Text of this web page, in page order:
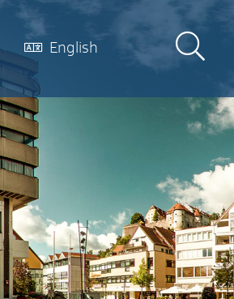
English